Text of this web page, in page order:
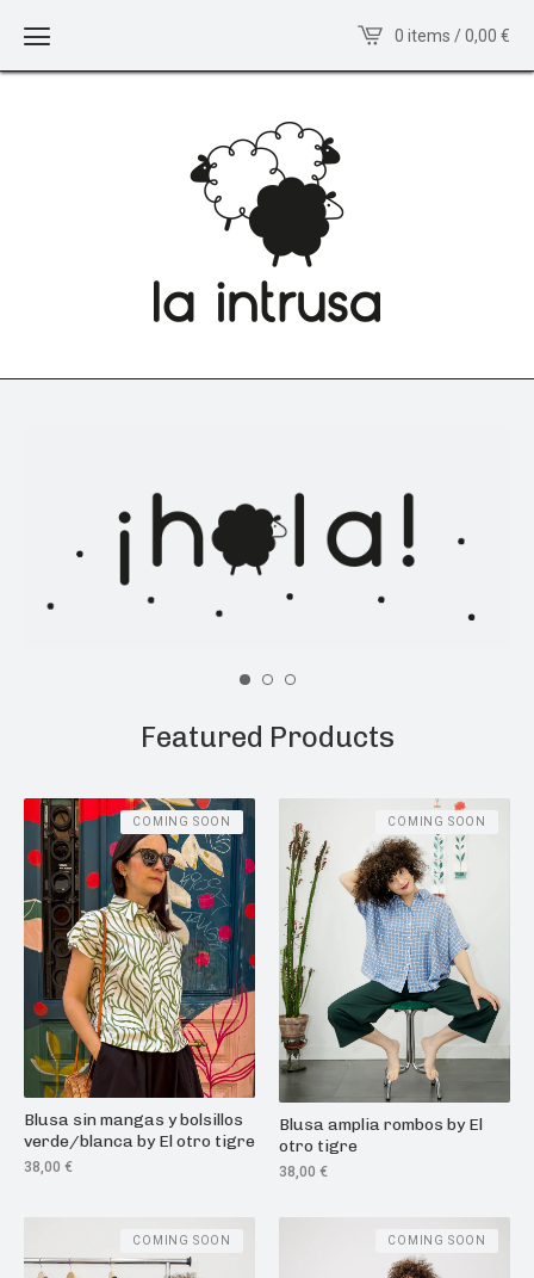
0 items / 0,00 €
Featured Products
Blusa sin mangas y bolsillos
verde/blanca by El otro tigre
38,00 €
COMING SOON
Blusa amplia rombos by El
otro tigre
38,00 €
COMING SOON
COMING SOON COMING SOON